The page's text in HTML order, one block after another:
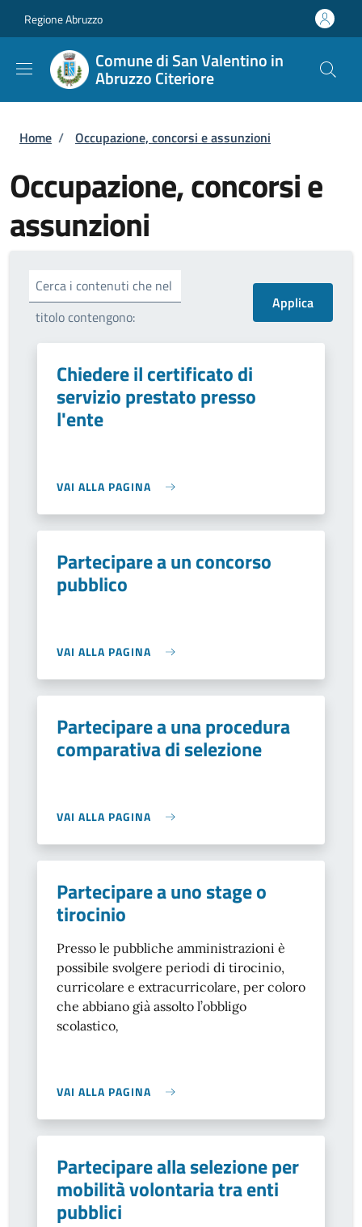
Regione Abruzzo
Comune di San Valentino in
Abruzzo Citeriore
Briciole di pane
Home / Occupazione, concorsi e assunzioni
Occupazione, concorsi e
assunzioni
Cerca i contenuti che nel
titolo contengono:
Chiedere il certificato di
servizio prestato presso
l'ente
VAI ALLA PAGINA
Partecipare a un concorso
pubblico
VAI ALLA PAGINA
Partecipare a una procedura
comparativa di selezione
VAI ALLA PAGINA
Partecipare a uno stage o
tirocinio
Presso le pubbliche amministrazioni è
possibile svolgere periodi di tirocinio,
curricolare e extracurricolare, per coloro
che abbiano già assolto l’obbligo
scolastico,
VAI ALLA PAGINA
Partecipare alla selezione per
mobilità volontaria tra enti
pubblici